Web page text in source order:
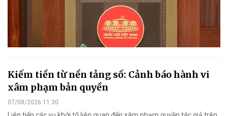
Kiếm tiền từ nền tảng số: Cảnh báo hành vi
xâm phạm bản quyền
07/08/2026 11:30